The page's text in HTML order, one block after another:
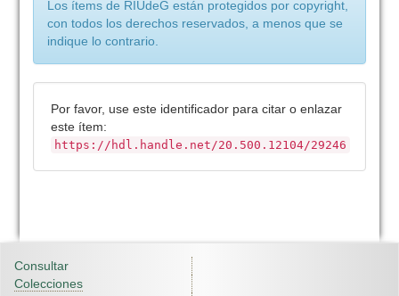
Los ítems de RIUdeG están protegidos por copyright,
con todos los derechos reservados, a menos que se
indique lo contrario.
Por favor, use este identificador para citar o enlazar
este ítem:
https://hdl.handle.net/20.500.12104/29246
Consultar
Colecciones